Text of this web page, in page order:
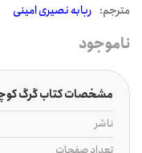
مترجم: ربابه نصیری امینی
ناموجود
مشخصات کتاب گرگ
ناشر